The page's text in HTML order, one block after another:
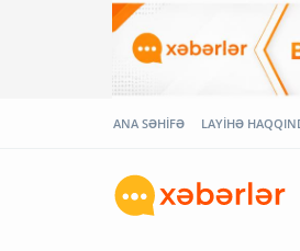
ANA SƏHİFƏ LAYİHƏ